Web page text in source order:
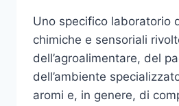
Uno specifico laboratorio
chimiche e sensoriali
dell’agroalimentare, del
dell’ambiente
aromi e, in genere, di